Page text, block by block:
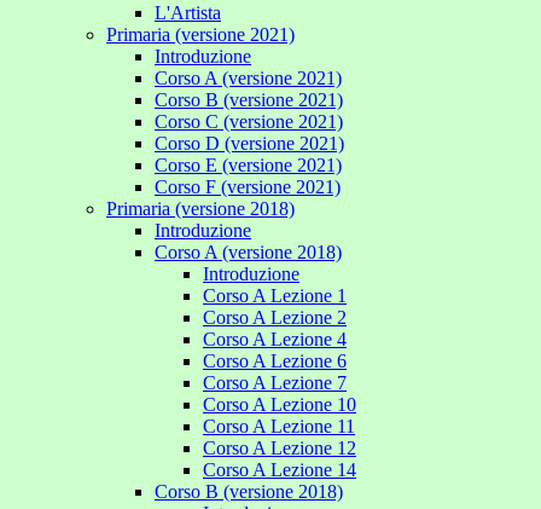
L'Artista
Primaria (versione 2021)
Introduzione
Corso A (versione 2021)
Corso B (versione 2021)
Corso C (versione 2021)
Corso D (versione 2021)
Corso E (versione 2021)
Corso F (versione 2021)
Primaria (versione 2018)
Introduzione
Corso A (versione 2018)
Introduzione
Corso A Lezione 1
Corso A Lezione 2
Corso A Lezione 4
Corso A Lezione 6
Corso A Lezione 7
Corso A Lezione 10
Corso A Lezione 11
Corso A Lezione 12
Corso A Lezione 14
Corso B (versione 2018)